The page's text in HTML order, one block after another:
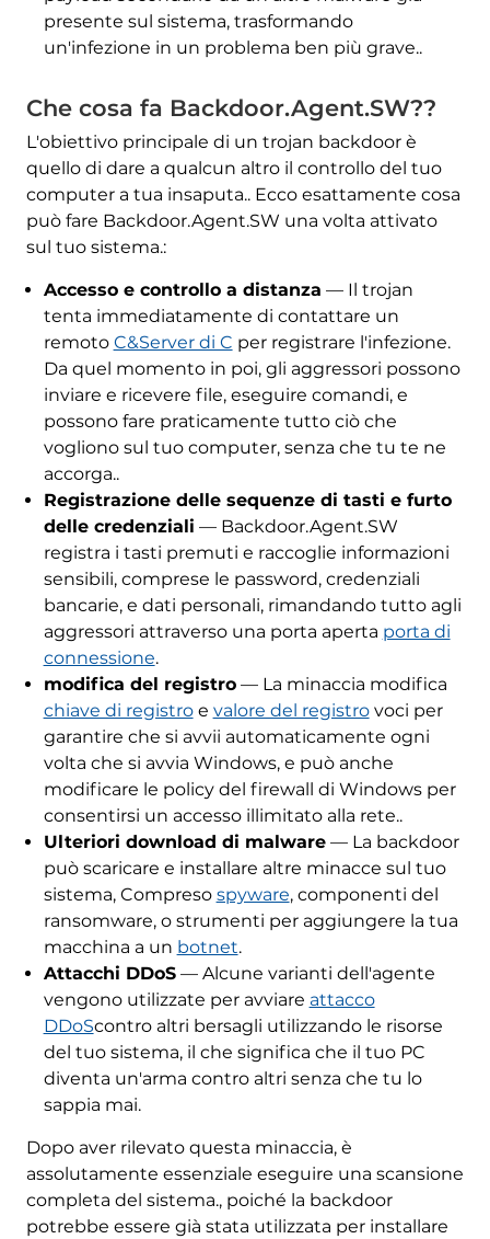
presente sul sistema, trasformando
un'infezione in un problema ben più grave..
Che cosa fa Backdoor.Agent.SW??
L'obiettivo principale di un trojan backdoor è
quello di dare a qualcun altro il controllo del tuo
computer a tua insaputa.. Ecco esattamente cosa
può fare Backdoor.Agent.SW una volta attivato
sul tuo sistema.:
Accesso e controllo a distanza — Il trojan
tenta immediatamente di contattare un
remoto C&Server di C per registrare l'infezione.
Da quel momento in poi, gli aggressori possono
inviare e ricevere file, eseguire comandi, e
possono fare praticamente tutto ciò che
vogliono sul tuo computer, senza che tu te ne
accorga..
Registrazione delle sequenze di tasti e furto
delle credenziali — Backdoor.Agent.SW
registra i tasti premuti e raccoglie informazioni
sensibili, comprese le password, credenziali
bancarie, e dati personali, rimandando tutto agli
aggressori attraverso una porta aperta porta di
connessione.
modifica del registro— La minaccia modifica
chiave di registroe valore del registrovoci per
garantire che si avvii automaticamente ogni
volta che si avvia Windows, e può anche
modificare le policy del firewall di Windows per
consentirsi un accesso illimitato alla rete..
Ulteriori download di malware— La backdoor
può scaricare e installare altre minacce sul tuo
sistema, Compreso spyware, componenti del
ransomware, o strumenti per aggiungere la tua
macchina a un botnet.
Attacchi DDoS— Alcune varianti dell'agente
vengono utilizzate per avviare attacco
DDoScontro altri bersagli utilizzando le risorse
del tuo sistema, il che significa che il tuo PC
diventa un'arma contro altri senza che tu lo
sappia mai.
Dopo aver rilevato questa minaccia, è
assolutamente essenziale eseguire una scansione
completa del sistema., poiché la backdoor
potrebbe essere già stata utilizzata per installare